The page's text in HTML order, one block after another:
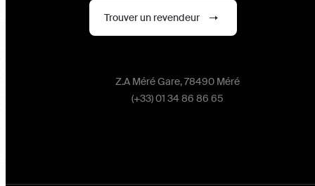
Trouver un revendeur
Z.A Méré Gare, 78490 Méré
(+33) 01 34 86 86 65